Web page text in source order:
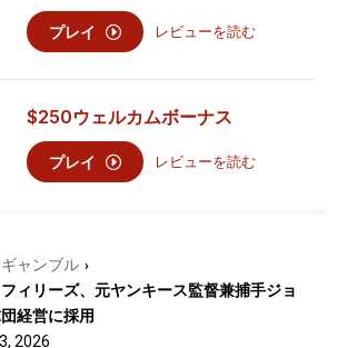
プレイ レビューを読む
$250ウェルカムボーナス
プレイ レビューを読む
ャンブル ›
ィリーズ、元ヤンキース監督兼捕手ジョ
経営に採用
2026